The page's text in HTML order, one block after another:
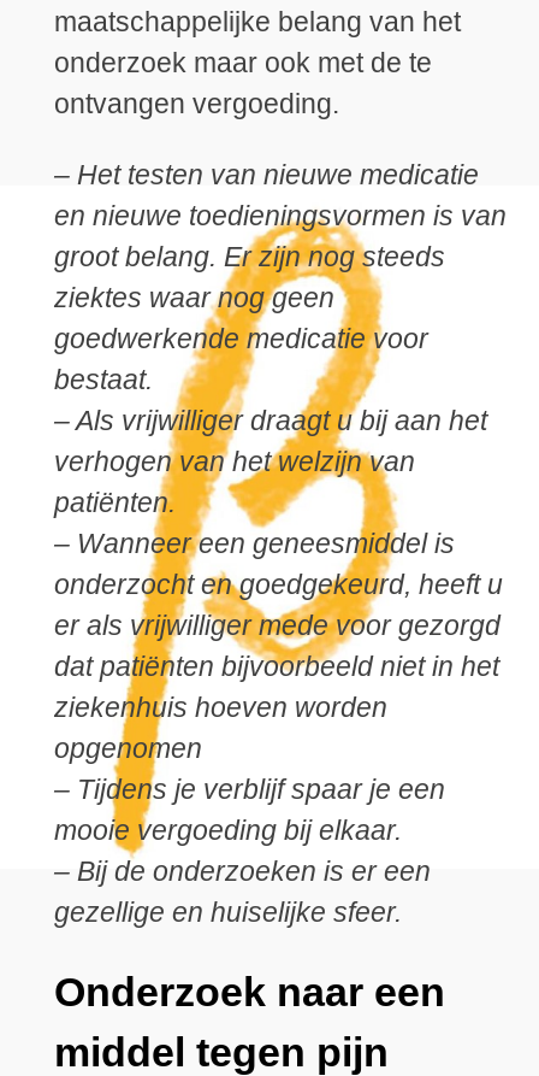
maatschappelijke belang van het
onderzoek maar ook met de te
ontvangen vergoeding.
– Het testen van nieuwe medicatie
en nieuwe toedieningsvormen is van
groot belang. Er zijn nog steeds
ziektes waar nog geen
goedwerkende medicatie voor
bestaat.
– Als vrijwilliger draagt u bij aan het
verhogen van het welzijn van
patiënten.
– Wanneer een geneesmiddel is
onderzocht en goedgekeurd, heeft u
er als vrijwilliger mede voor gezorgd
dat patiënten bijvoorbeeld niet in het
ziekenhuis hoeven worden
opgenomen
– Tijdens je verblijf spaar je een
mooie vergoeding bij elkaar.
– Bij de onderzoeken is er een
gezellige en huiselijke sfeer.
Onderzoek naar een
middel tegen pijn